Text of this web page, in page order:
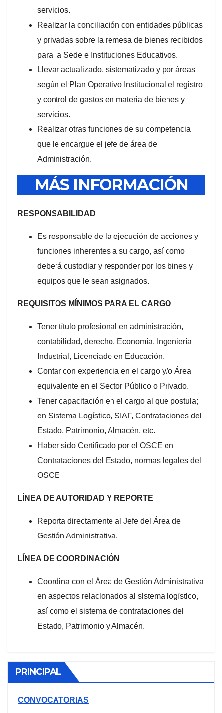
servicios.
Realizar la conciliación con entidades públicas
y privadas sobre la remesa de bienes recibidos
para la Sede e Instituciones Educativos.
Llevar actualizado, sistematizado y por áreas
según el Plan Operativo Institucional el registro
y control de gastos en materia de bienes y
servicios.
Realizar otras funciones de su competencia
que le encargue el jefe de área de
Administración.
MÁS INFORMACIÓN
RESPONSABILIDAD
Es responsable de la ejecución de acciones y
funciones inherentes a su cargo, así como
deberá custodiar y responder por los bines y
equipos que le sean asignados.
REQUISITOS MÍNIMOS PARA EL CARGO
Tener título profesional en administración,
contabilidad, derecho, Economía, Ingeniería
Industrial, Licenciado en Educación.
Contar con experiencia en el cargo y/o Área
equivalente en el Sector Público o Privado.
Tener capacitación en el cargo al que postula;
en Sistema Logístico, SIAF, Contrataciones del
Estado, Patrimonio, Almacén, etc.
Haber sido Certificado por el OSCE en
Contrataciones del Estado, normas legales del
OSCE
LÍNEA DE AUTORIDAD Y REPORTE
Reporta directamente al Jefe del Área de
Gestión Administrativa.
LÍNEA DE COORDINACIÓN
Coordina con el Área de Gestión Administrativa
en aspectos relacionados al sistema logístico,
así como el sistema de contrataciones del
Estado, Patrimonio y Almacén.
PRINCIPAL
CONVOCATORIAS